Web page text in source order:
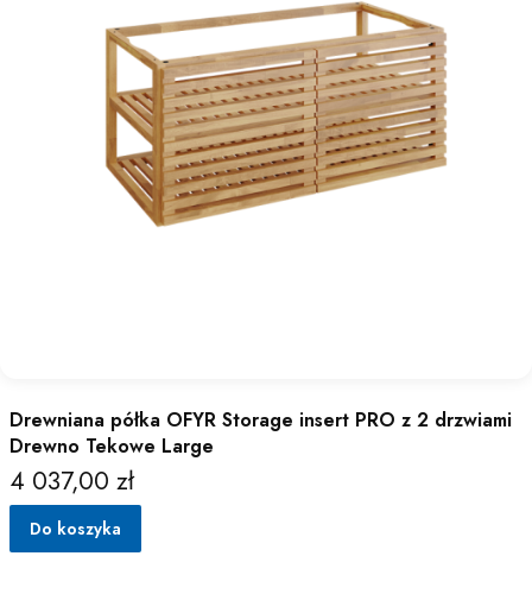
Drewniana półka OFYR Storage insert PRO z 2 drzwiami
Drewno Tekowe Large
Cena
4 037,00 zł
Do koszyka